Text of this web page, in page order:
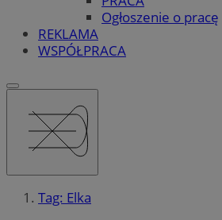
Ogłoszenie o pracę
REKLAMA
WSPÓŁPRACA
Tag: Elka